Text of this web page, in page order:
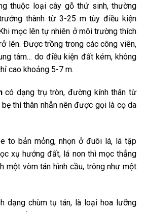
thuộc loại cây gỗ thứ sinh, thường
thành từ 3-25 m tùy điều kiện
mọc lên tự nhiên ở môi trường thích
lên. Được trồng trong các công viên,
tâm… do điều kiện đất kém, không
cao khoảng 5-7 m.
có dạng trụ tròn, đường kính thân từ
thì thân nhẵn nên được gọi là cọ da
to bản mỏng, nhọn ở đuôi lá, lá tập
xụ hướng đất, lá non thì mọc thẳng
một vòm tán hình cầu, trông như một
dạng chùm tụ tán, là loại hoa lưỡng